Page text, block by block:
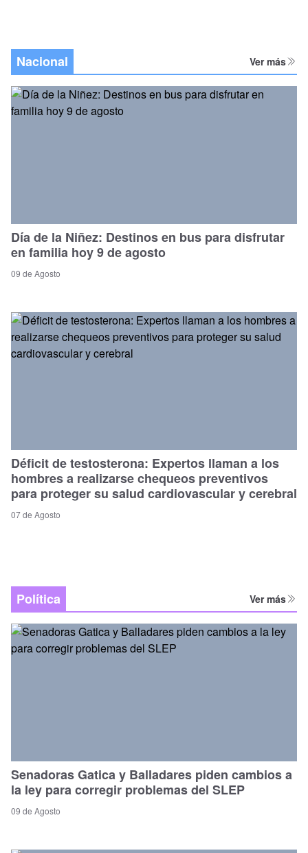
Nacional Ver más
Día de la Niñez: Destinos en bus para disfrutar
en familia hoy 9 de agosto
09 de Agosto
Déficit de testosterona: Expertos llaman a los
hombres a realizarse chequeos preventivos
para proteger su salud cardiovascular y cerebral
07 de Agosto
Política Ver más
Senadoras Gatica y Balladares piden cambios a
la ley para corregir problemas del SLEP
09 de Agosto